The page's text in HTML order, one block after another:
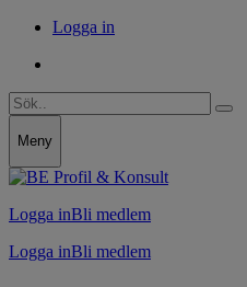
Logga in
Meny
Logga inBli medlem
Logga inBli medlem